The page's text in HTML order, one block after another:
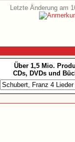
Letzte Änderung am
Über 1,5 Mio.
CDs, DVDs und